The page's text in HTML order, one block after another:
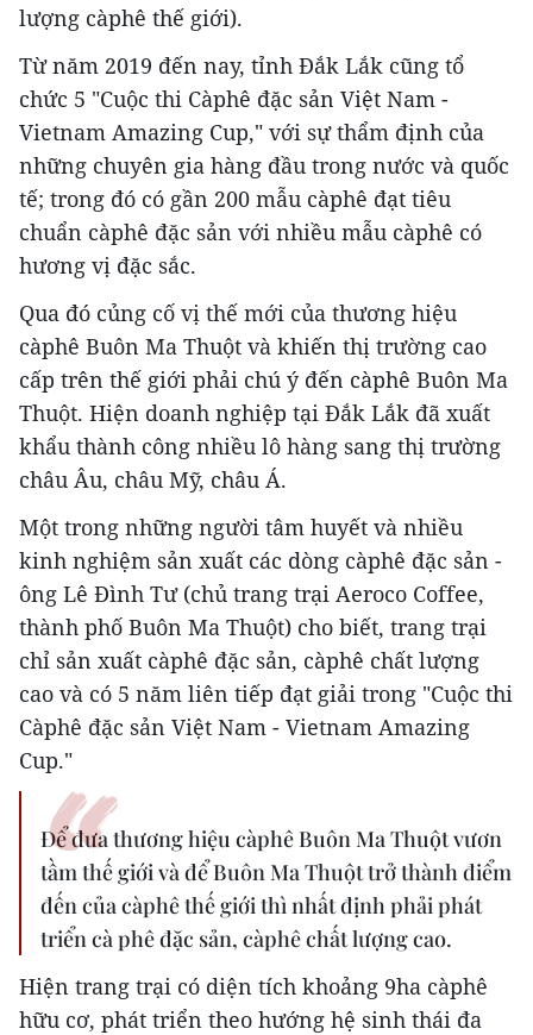
lượng càphê thế giới).
Từ năm 2019 đến nay, tỉnh Đắk Lắk cũng tổ
chức 5 "Cuộc thi Càphê đặc sản Việt Nam -
Vietnam Amazing Cup," với sự thẩm định của
những chuyên gia hàng đầu trong nước và quốc
tế; trong đó có gần 200 mẫu càphê đạt tiêu
chuẩn càphê đặc sản với nhiều mẫu càphê có
hương vị đặc sắc.
Qua đó củng cố vị thế mới của thương hiệu
càphê Buôn Ma Thuột và khiến thị trường cao
cấp trên thế giới phải chú ý đến càphê Buôn Ma
Thuột. Hiện doanh nghiệp tại Đắk Lắk đã xuất
khẩu thành công nhiều lô hàng sang thị trường
châu Âu, châu Mỹ, châu Á.
Một trong những người tâm huyết và nhiều
kinh nghiệm sản xuất các dòng càphê đặc sản -
ông Lê Đình Tư (chủ trang trại Aeroco Coffee,
thành phố Buôn Ma Thuột) cho biết, trang trại
chỉ sản xuất càphê đặc sản, càphê chất lượng
cao và có 5 năm liên tiếp đạt giải trong "Cuộc thi
Càphê đặc sản Việt Nam - Vietnam Amazing
Cup."
Để đưa thương hiệu càphê Buôn Ma Thuột vươn
tầm thế giới và để Buôn Ma Thuột trở thành điểm
đến của càphê thế giới thì nhất định phải phát
triển cà phê đặc sản, càphê chất lượng cao.
Hiện trang trại có diện tích khoảng 9ha càphê
hữu cơ, phát triển theo hướng hệ sinh thái đa